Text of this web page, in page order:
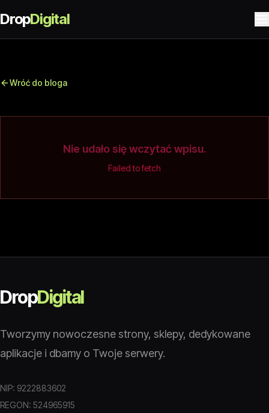
DropDigital
Wróć do bloga
Nie udało się wczytać wpisu.
Failed to fetch
DropDigital
Tworzymy nowoczesne strony, sklepy, dedykowane
aplikacje i dbamy o Twoje serwery.
NIP: 9222883602
REGON: 524965915